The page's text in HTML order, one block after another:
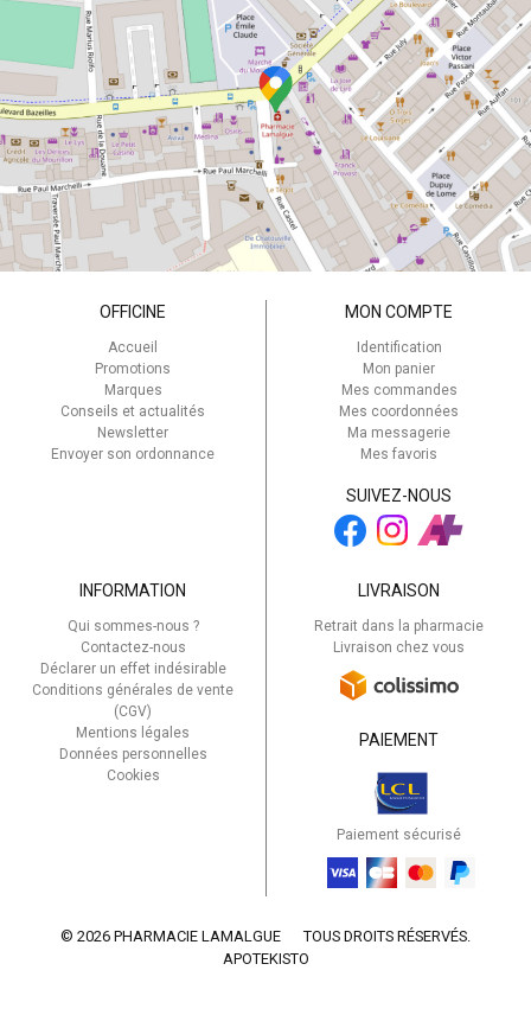
OFFICINE
Accueil
Promotions
Marques
Conseils et actualités
Newsletter
Envoyer son ordonnance
MON COMPTE
Identification
Mon panier
Mes commandes
Mes coordonnées
Ma messagerie
Mes favoris
SUIVEZ-NOUS
INFORMATION
Qui sommes-nous ?
Contactez-nous
Déclarer un effet indésirable
Conditions générales de vente
(CGV)
Mentions légales
Données personnelles
Cookies
LIVRAISON
Retrait dans la pharmacie
Livraison chez vous
PAIEMENT
Paiement sécurisé
© 2026 PHARMACIE LAMALGUE
TOUS DROITS RÉSERVÉS.
APOTEKISTO